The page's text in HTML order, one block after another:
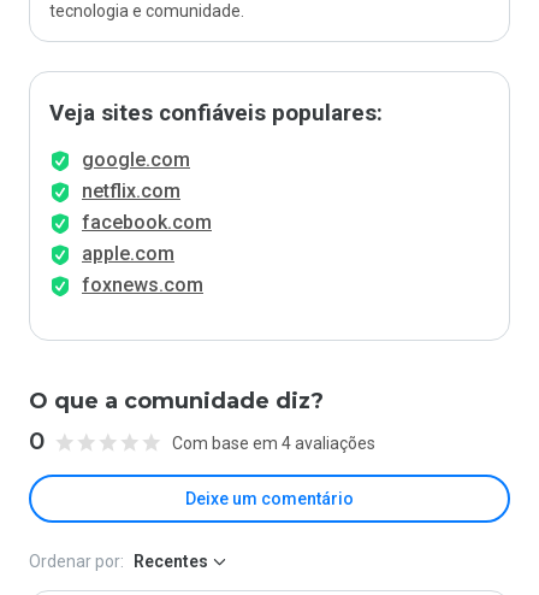
tecnologia e comunidade.
Veja sites confiáveis populares:
google.com
netflix.com
facebook.com
apple.com
foxnews.com
O que a comunidade diz?
0 Com base em 4 avaliações
Deixe um comentário
Ordenar por: Recentes